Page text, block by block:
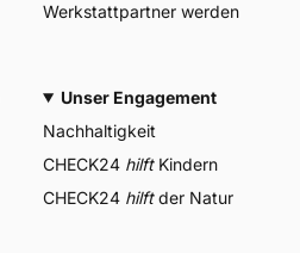
Werkstattpartner werden
Unser Engagement
Nachhaltigkeit
CHECK24 hilftKindern
CHECK24 hilftder Natur